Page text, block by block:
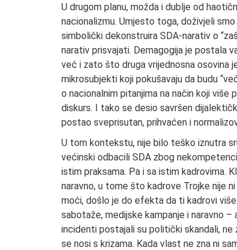
U drugom planu, možda i dublje od
nacionalizmu. Umjesto toga, doživjeli
simbolički dekonstruira SDA-narativ o
narativ prisvajati. Demagogija je postala
već i zato što druga vrijednosna osovina
mikrosubjekti koji pokušavaju da budu
o nacionalnim pitanjima na način koji
diskurs. I tako se desio savršen
postao sveprisutan, prihvaćen i
U tom kontekstu, nije bilo teško iznutra
većinski odbacili SDA zbog
istim praksama. Pa i sa istim kadrovima.
naravno, u tome što kadrove Trojke nije
moći, došlo je do efekta da ti kadrovi
sabotaže, medijske kampanje i naravno
incidenti postajali su politički skandali,
se nosi s krizama. Kada vlast ne zna ni